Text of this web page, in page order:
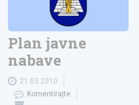
Plan javne
nabave
21.03.2010
Komentirajte